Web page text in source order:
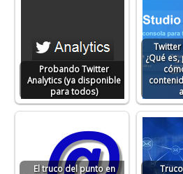
Probando Twitter
Analytics (ya disponible
para todos)
Twitter
¿Qué
El truco del punto en